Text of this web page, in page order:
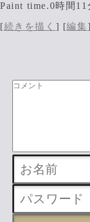
Paint time.0時
[続きを描く ] [編集